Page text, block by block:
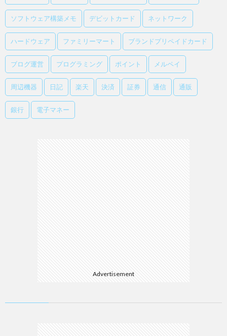
ソフトウェア構築メモ デビットカード ネットワーク
ハードウェア ファミリーマート ブランドプリペイドカード
ブログ運営 プログラミング ポイント メルペイ
周辺機器 日記 楽天 決済 証券 通信 通販
銀行 電子マネー
Advertisement